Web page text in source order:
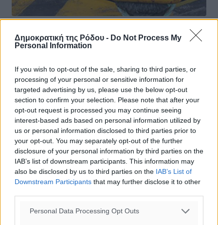
Δημοκρατική της Ρόδου - Do Not Process My
Personal Information
If you wish to opt-out of the sale, sharing to third parties, or
processing of your personal or sensitive information for
targeted advertising by us, please use the below opt-out
section to confirm your selection. Please note that after your
opt-out request is processed you may continue seeing
interest-based ads based on personal information utilized by
us or personal information disclosed to third parties prior to
your opt-out. You may separately opt-out of the further
disclosure of your personal information by third parties on the
IAB’s list of downstream participants. This information may
also be disclosed by us to third parties on the IAB’s List of
Downstream Participants that may further disclose it to other
Personal Data Processing Opt Outs
Δεμένα παραμένουν τα πλοία στα
λιμάνια Πειραιά, Ραφήνας και
θυελλωδών ανέμων
Ισχυροί άνεμοι πνέουν σε μεγάλο μέρος της Ελλάδας και
δη στο Αιγαίο με αποτέλεσμα το απαγορευτικό απόπλου
να παραμένει σε ισχύ στα λιμάνια του Πειραιά, της
Ραφήνας και του ...
29.06.25, 11:05